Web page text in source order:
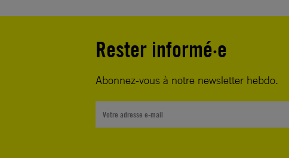
Rester informé·e
Abonnez-vous à notre newsletter hebdo.